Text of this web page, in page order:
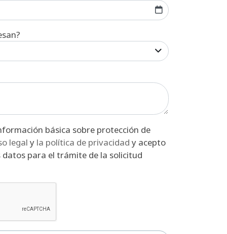
legal y la política de privacidad y acepto
para el trámite de la solicitud